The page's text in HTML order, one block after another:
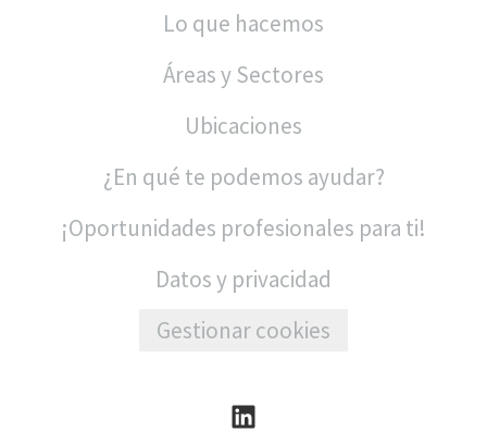
Lo que hacemos
Áreas y Sectores
Ubicaciones
¿En qué te podemos ayudar?
¡Oportunidades profesionales para ti!
Datos y privacidad
Gestionar cookies